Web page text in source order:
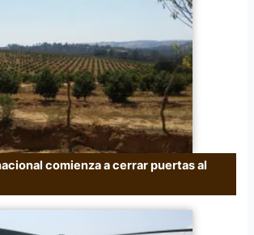
comienza a cerrar puertas al